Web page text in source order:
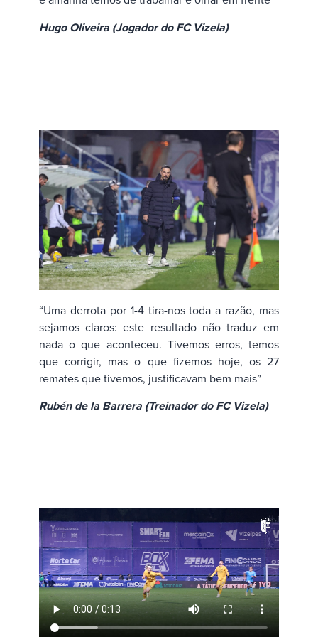
Hugo Oliveira (Jogador do FC Vizela)
“Uma derrota por 1-4 tira-nos toda a razão, mas
sejamos claros: este resultado não traduz em
nada o que aconteceu. Tivemos erros, temos
que corrigir, mas o que fizemos hoje, os 27
remates que tivemos, justificavam bem mais”
Rubén de la Barrera (Treinador do FC Vizela)